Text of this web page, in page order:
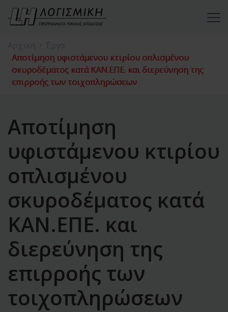
Αποτίμηση υφιστάμενου κτιρίου οπλισμένου
σκυροδέματος κατά KAN.ΕΠΕ. και διερεύνηση της
επιρροής των τοιχοπληρώσεων
Αποτίμηση
υφιστάμενου κτιρίου
οπλισμένου
σκυροδέματος κατά
KAN.ΕΠΕ. και
διερεύνηση της
επιρροής των
τοιχοπληρώσεων